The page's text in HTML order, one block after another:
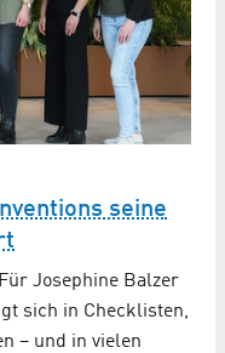
seine
Josephine Balzer
sich in Checklisten,
– und in vielen